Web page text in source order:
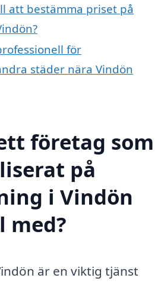
att bestämma priset på
för
städer nära Vindön
företag som
på
i Vindön
med?
är en viktig tjänst